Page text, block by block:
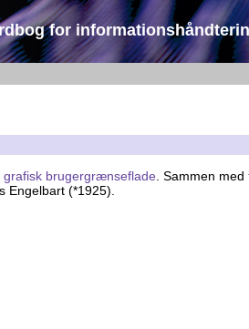
for
grafisk brugergrænseflade . Sammen med
Engelbart (*1925).